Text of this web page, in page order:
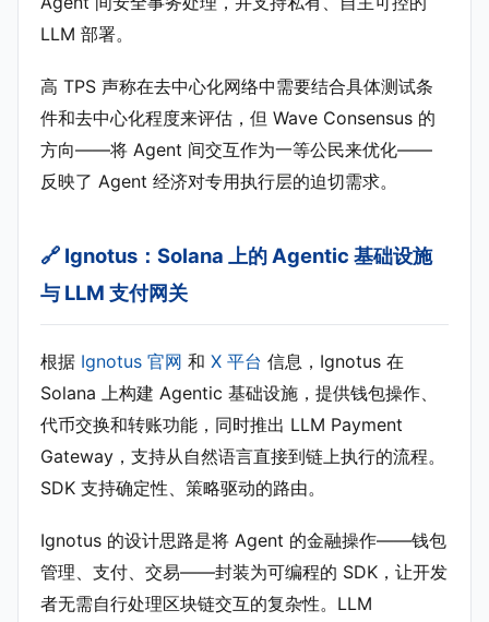
LLM 部署。
高 TPS 声称在去中心化网络中需要结合具体测试条
件和去中心化程度来评估，但 Wave Consensus 的
方向——将 Agent 间交互作为一等公民来优化——
反映了 Agent 经济对专用执行层的迫切需求。
🔗 Ignotus：Solana 上的 Agentic 基础设施
与 LLM 支付网关
根据 Ignotus 官网 和 X 平台 信息，Ignotus 在
Solana 上构建 Agentic 基础设施，提供钱包操作、
代币交换和转账功能，同时推出 LLM Payment
Gateway，支持从自然语言直接到链上执行的流程。
SDK 支持确定性、策略驱动的路由。
Ignotus 的设计思路是将 Agent 的金融操作——钱包
管理、支付、交易——封装为可编程的 SDK，让开发
者无需自行处理区块链交互的复杂性。LLM